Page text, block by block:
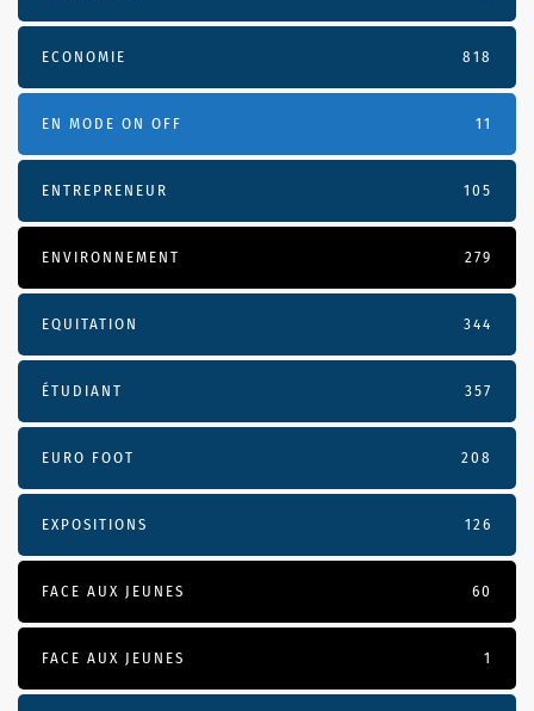
ECONOMIE 818
EN MODE ON OFF 11
ENTREPRENEUR 105
ENVIRONNEMENT 279
EQUITATION 344
ÉTUDIANT 357
EURO FOOT 208
EXPOSITIONS 126
FACE AUX JEUNES 60
FACE AUX JEUNES 1